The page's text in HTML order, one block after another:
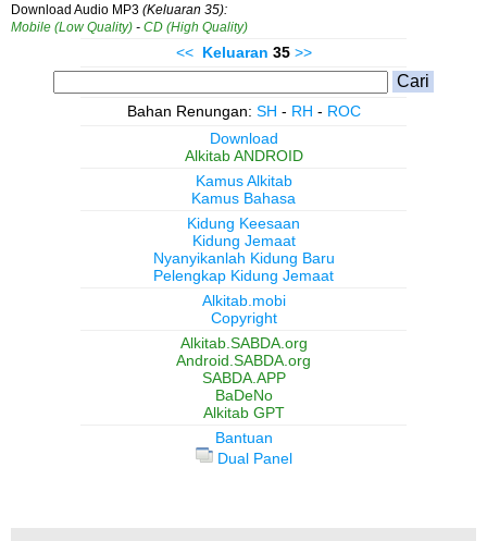
Download Audio MP3 (Keluaran 35):
Mobile (Low Quality) - CD (High Quality)
<< Keluaran 35 >>
Bahan Renungan: SH - RH - ROC
Download
Alkitab ANDROID
Kamus Alkitab
Kamus Bahasa
Kidung Keesaan
Kidung Jemaat
Nyanyikanlah Kidung Baru
Pelengkap Kidung Jemaat
Alkitab.mobi
Copyright
Alkitab.SABDA.org
Android.SABDA.org
SABDA.APP
BaDeNo
Alkitab GPT
Bantuan
Dual Panel